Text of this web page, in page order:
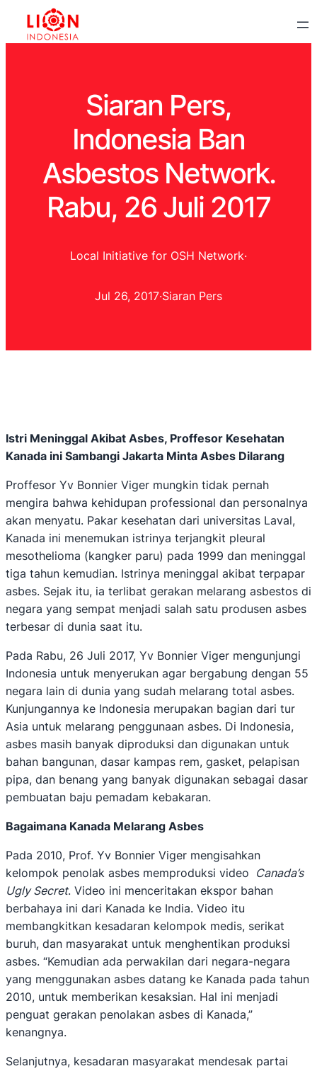
Siaran Pers,
Indonesia Ban
Asbestos Network.
Rabu, 26 Juli 2017
Local Initiative for OSH Network·
Jul 26, 2017·Siaran Pers
Istri Meninggal Akibat Asbes, Proffesor Kesehatan
Kanada ini Sambangi Jakarta Minta Asbes Dilarang
Proffesor Yv Bonnier Viger mungkin tidak pernah
mengira bahwa kehidupan professional dan personalnya
akan menyatu. Pakar kesehatan dari universitas Laval,
Kanada ini menemukan istrinya terjangkit pleural
mesothelioma (kangker paru) pada 1999 dan meninggal
tiga tahun kemudian. Istrinya meninggal akibat terpapar
asbes. Sejak itu, ia terlibat gerakan melarang asbestos di
negara yang sempat menjadi salah satu produsen asbes
terbesar di dunia saat itu.
Pada Rabu, 26 Juli 2017, Yv Bonnier Viger mengunjungi
Indonesia untuk menyerukan agar bergabung dengan 55
negara lain di dunia yang sudah melarang total asbes.
Kunjungannya ke Indonesia merupakan bagian dari tur
Asia untuk melarang penggunaan asbes. Di Indonesia,
asbes masih banyak diproduksi dan digunakan untuk
bahan bangunan, dasar kampas rem, gasket, pelapisan
pipa, dan benang yang banyak digunakan sebagai dasar
pembuatan baju pemadam kebakaran.
Bagaimana Kanada Melarang Asbes
Pada 2010, Prof. Yv Bonnier Viger mengisahkan
kelompok penolak asbes memproduksi video Canada’s
Ugly Secret. Video ini menceritakan ekspor bahan
berbahaya ini dari Kanada ke India. Video itu
membangkitkan kesadaran kelompok medis, serikat
buruh, dan masyarakat untuk menghentikan produksi
asbes. “Kemudian ada perwakilan dari negara-negara
yang menggunakan asbes datang ke Kanada pada tahun
2010, untuk memberikan kesaksian. Hal ini menjadi
penguat gerakan penolakan asbes di Kanada,”
kenangnya.
Selanjutnya, kesadaran masyarakat mendesak partai